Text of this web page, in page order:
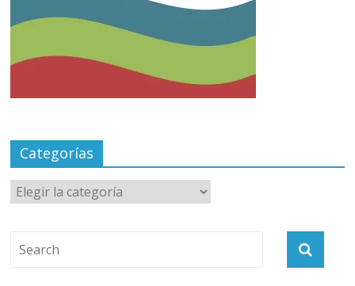
Categorías